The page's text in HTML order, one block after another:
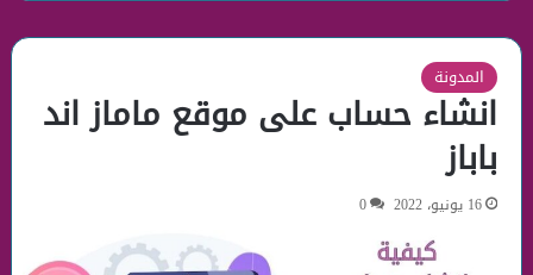
المدونة
انشاء حساب على موقع ماماز اند
باباز
16 يونيو، 2022 0